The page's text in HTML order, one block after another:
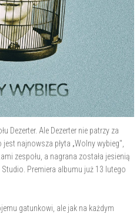
Dezerter. Ale Dezerter nie patrzy za
najnowsza płyta „Wolny wybieg",
zespołu, a nagrana została jesienią
Premiera albumu już 13 lutego
gatunkowi, ale jak na każdym